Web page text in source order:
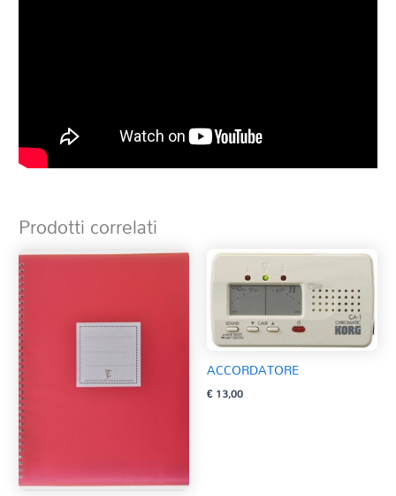
Prodotti correlati
ACCORDATORE
€13,00